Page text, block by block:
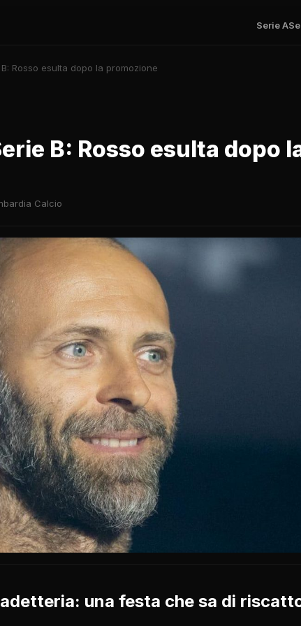
Serie A
Rosso esulta dopo la promozione
B: Rosso esulta dopo
Calcio
una festa che sa di